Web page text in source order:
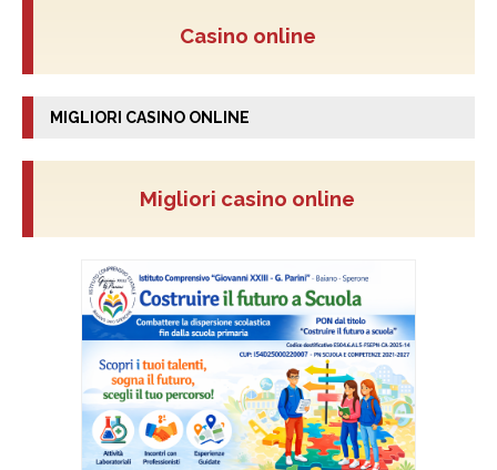
Casino online
MIGLIORI CASINO ONLINE
Migliori casino online